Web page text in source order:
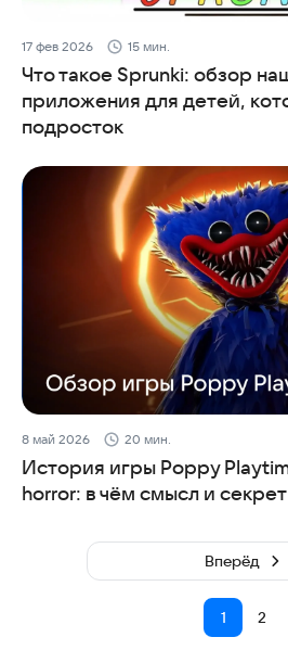
17 фев 2026 15 мин.
Что такое Sprunki: обзор
приложения для детей,
подросток
8 май 2026 20 мин.
История игры Poppy
horror: в чём смысл и
1 2
Вперёд